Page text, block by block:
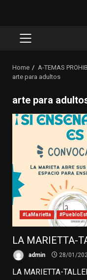
Primary
Home
A-TEMAS
arte para adultos
arte para
#LaMarietta
LA MARIETTA-
admin 28/01/
LA MARIETTA-